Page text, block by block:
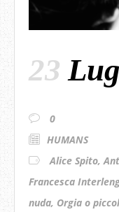
23
0
HUMANS
Alice Spito,
Francesca
nuda, Orgia o